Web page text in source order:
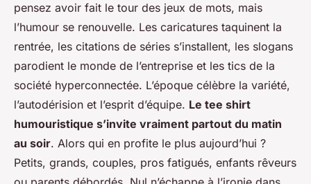
pensez avoir fait le tour des jeux de mots, mais
l’humour se renouvelle. Les caricatures taquinent la
rentrée, les citations de séries s’installent, les slogans
parodient le monde de l’entreprise et les tics de la
société hyperconnectée. L’époque célèbre la variété,
l’autodérision et l’esprit d’équipe. Le tee shirt
humouristique s’invite vraiment partout du matin
au soir. Alors qui en profite le plus aujourd’hui ?
Petits, grands, couples, pros fatigués, enfants rêveurs